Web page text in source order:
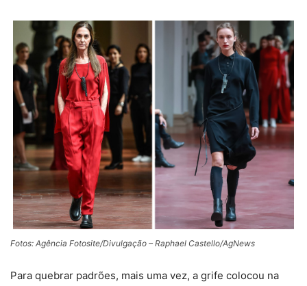
Fotos: Agência Fotosite/Divulgação – Raphael Castello/AgNews
Para quebrar padrões, mais uma vez, a grife colocou na